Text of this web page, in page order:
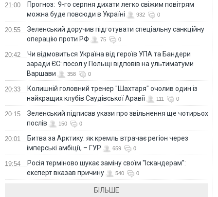
21:00
Прогноз: 9-го серпня дихати легко свіжим повітрям
можна буде повсюди в Україні
932 0
20:55
Зеленський доручив підготувати спеціальну санкційну
операцію проти РФ
75 0
20:42
Чи відмовиться Україна від героїв УПА та Бандери
заради ЄС: посол у Польщі відповів на ультиматуми
Варшави
358 0
20:33
Колишній головний тренер "Шахтаря" очолив один із
найкращих клубів Саудівської Аравії
111 0
20:15
Зеленський підписав укази про звільнення ще чотирьох
послів
150 0
20:01
Битва за Арктику: як кремль втрачає регіон через
імперські амбіції, – ГУР
659 0
19:54
Росія терміново шукає заміну своїм "Іскандерам":
експерт вказав причину
540 0
БІЛЬШЕ